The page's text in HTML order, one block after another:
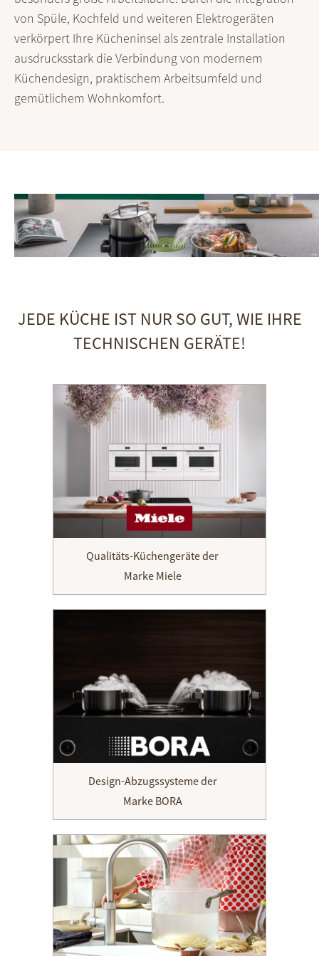
von Spüle, Koch­feld und weiteren Elektro­geräten
verkörpert Ihre Küchen­insel als zentrale Instal­lation
ausdrucks­stark die Verbindung von modernem
Küchen­design, praktischem Arbeits­umfeld und
gemütlichem Wohnkomfort.
JEDE KÜCHE IST NUR SO GUT, WIE IHRE
TECHNISCHEN GERÄTE!
Qualitäts-Küchengeräte der
Marke Miele
Design-Abzugssysteme der
Marke BORA